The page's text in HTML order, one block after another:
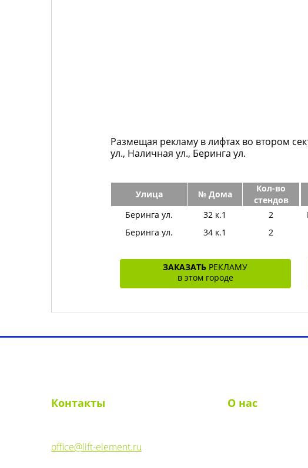
Размещая рекламу в лифтах во втором
ул., Наличная ул., Беринга ул.
Улица № Дома
Кол-во
стендов
Беринга ул.
32 к.1
2
Беринга ул.
34 к.1 2
ЗАКАЗАТЬ РЕКЛАМУ
в этом городе
Контакты
office@lift-element.ru
О нас